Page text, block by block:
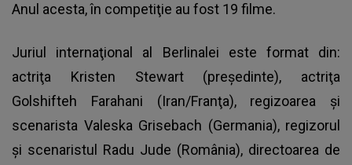
Anul acesta, în competiţie au fost 19 filme.
Juriul internaţional al Berlinalei este format din:
actriţa Kristen Stewart (preşedinte), actriţa
Golshifteh Farahani (Iran/Franţa), regizoarea şi
scenarista Valeska Grisebach (Germania), regizorul
şi scenaristul Radu Jude (România), directoarea de